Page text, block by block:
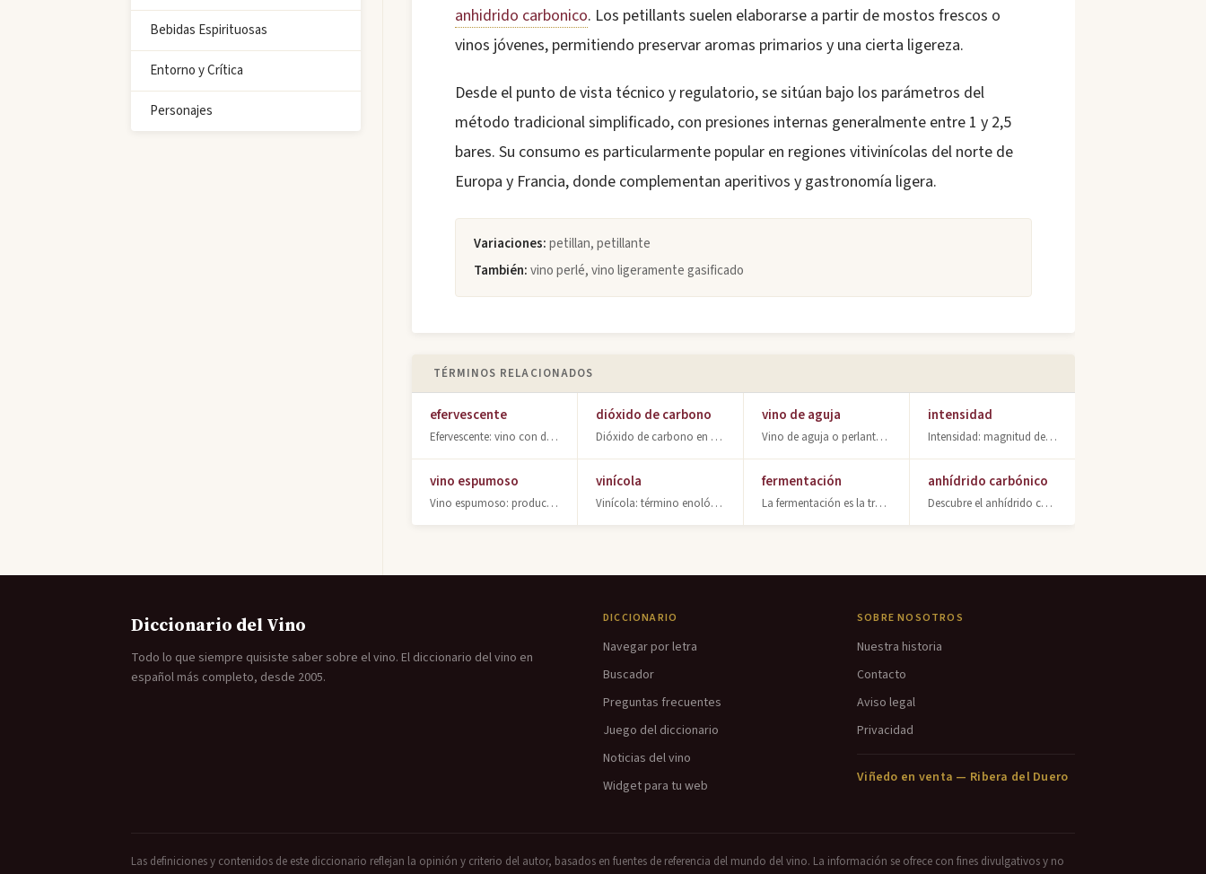
Bebidas Espirituosas
Entorno y Crítica
Personajes
anhidrido carbonico. Los petillants suelen elaborarse a partir de mostos frescos o
vinos jóvenes, permitiendo preservar aromas primarios y una cierta ligereza.
Desde el punto de vista técnico y regulatorio, se sitúan bajo los parámetros del
método tradicional simplificado, con presiones internas generalmente entre 1 y 2,5
bares. Su consumo es particularmente popular en regiones vitivinícolas del norte de
Europa y Francia, donde complementan aperitivos y gastronomía ligera.
Variaciones:petillan, petillante
También:vino perlé, vino ligeramente gasificado
TÉRMINOS RELACIONADOS
efervescente
Efervescente: vino con desprendimiento de dióxido de carbono. Descubre su origen
dióxido de carbono
Dióxido de carbono en enología: gas protector contra oxidación, subproducto de f
vino de aguja
Vino de aguja o perlante: producto con efervescencia moderada (1-2,5 bares) entr
intensidad
Intensidad: magnitud de aroma, color y sabor en vinos. Concepto fundamental del
vino espumoso
Vino espumoso: producto con anhídrido carbónico natural de fermentación. Presión
vinícola
Vinícola: término enológico relativo al vino y la producción vinícola. Persona q
fermentación
La fermentación es la transformación de azúcares en alcohol por levaduras. Base
anhídrido carbónico
Descubre el anhídrido carbónico en el vino: gas natural de la fermentación que g
Diccionario del Vino
Todo lo que siempre quisiste saber sobre el vino. El diccionario del vino en
español más completo, desde 2005.
DICCIONARIO
Navegar por letra
Buscador
Preguntas frecuentes
Juego del diccionario
Noticias del vino
Widget para tu web
SOBRE NOSOTROS
Nuestra historia
Contacto
Aviso legal
Privacidad
Viñedo en venta — Ribera del Duero
Las definiciones y contenidos de este diccionario reflejan la opinión y criterio del autor, basados en fuentes de referencia del mundo del vino. La información se ofrece con fines divulgativos y no